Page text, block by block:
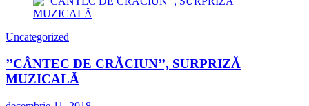
Uncategorized
’’CÂNTEC DE CRĂCIUN’’, SURPRIZĂ
MUZICALĂ